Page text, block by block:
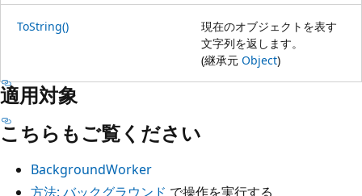
ToString()
現在のオブジェクトを表す
文字列を返します。
(継承元 Object)
適用対象
こちらもご覧ください
BackgroundWorker
方法: バックグラウンド で操作を実行する